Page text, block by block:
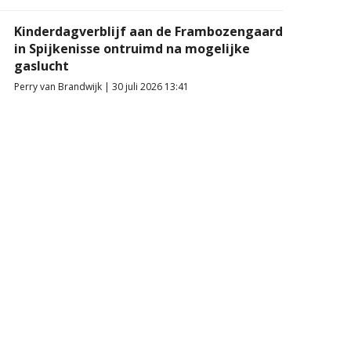
Kinderdagverblijf aan de Frambozengaard
in Spijkenisse ontruimd na mogelijke
gaslucht
Perry van Brandwijk | 30 juli 2026 13:41